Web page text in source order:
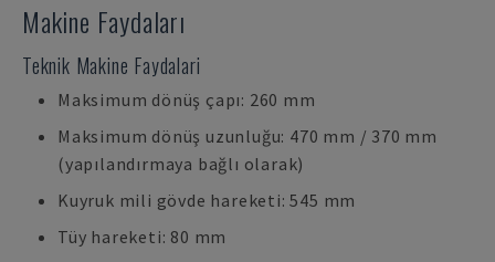
Makine Faydaları
Teknik Makine Faydalari
Maksimum dönüş çapı: 260 mm
Maksimum dönüş uzunluğu: 470 mm / 370 mm
(yapılandırmaya bağlı olarak)
Kuyruk mili gövde hareketi: 545 mm
Tüy hareketi: 80 mm